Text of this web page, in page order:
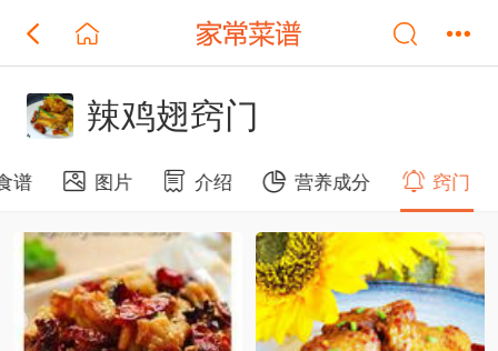
辣鸡翅窍门
谱 图片 介绍 营养成分 窍门